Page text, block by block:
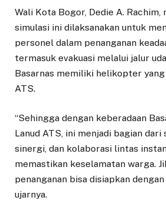
Wali Kota Bogor, Dedie A. Rachim,
simulasi ini dilaksanakan untuk
personel dalam penanganan
termasuk evakuasi melalui jalur
Basarnas memiliki helikopter
ATS.
“Sehingga dengan keberadaan
Lanud ATS, ini menjadi bagian dari
sinergi, dan kolaborasi lintas
memastikan keselamatan warga.
penanganan bisa disiapkan
ujarnya.